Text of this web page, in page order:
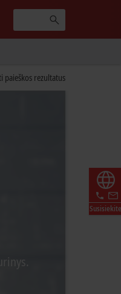
paieškos rezultatus
Susisiekite